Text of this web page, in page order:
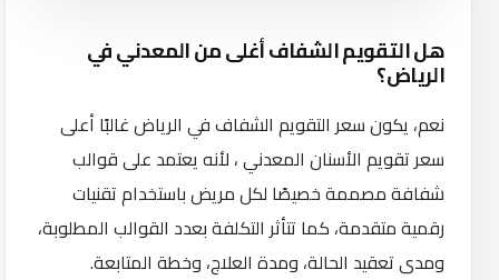
هل التقويم الشفاف أغلى من المعدني في
الرياض؟
نعم، يكون سعر التقويم الشفاف في الرياض غالبًا أعلى
سعر تقويم الأسنان المعدني ، لأنه يعتمد على قوالب
شفافة مصممة خصيصًا لكل مريض باستخدام تقنيات
رقمية متقدمة، كما تتأثر التكلفة بعدد القوالب المطلوبة،
ومدى تعقيد الحالة، ومدة العلاج، وخطة المتابعة.